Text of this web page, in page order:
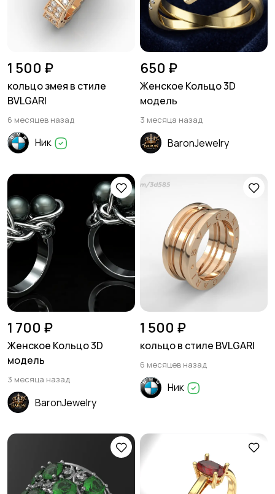
1 500 ₽
кольцо змея в стиле
BVLGARI
6 месяцев назад
Ник
650 ₽
Женское Кольцо 3D
модель
3 месяца назад
BaronJewelry
1 700 ₽
Женское Кольцо 3D
модель
3 месяца назад
BaronJewelry
1 500 ₽
кольцо в стиле BVLGARI
6 месяцев назад
Ник